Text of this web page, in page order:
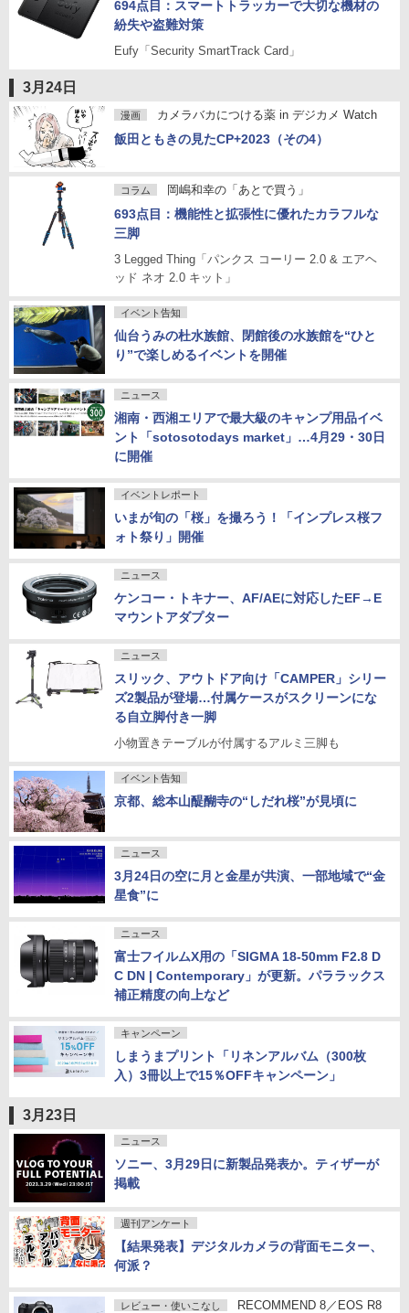
694点目：スマートトラッカーで大切な機材の
紛失や盗難対策
Eufy「Security SmartTrack Card」
3月24日
漫画 カメラバカにつける薬 in デジカメ Watch
飯田ともきの見たCP+2023（その4）
コラム 岡嶋和幸の「あとで買う」
693点目：機能性と拡張性に優れたカラフルな
三脚
3 Legged Thing「パンクス コーリー 2.0 & エアヘ
ッド ネオ 2.0 キット」
イベント告知
仙台うみの杜水族館、閉館後の水族館を“ひと
り”で楽しめるイベントを開催
ニュース
湘南・西湘エリアで最大級のキャンプ用品イベ
ント「sotosotodays market」…4月29・30日
に開催
イベントレポート
いまが旬の「桜」を撮ろう！「インプレス桜フ
ォト祭り」開催
ニュース
ケンコー・トキナー、AF/AEに対応したEF→E
マウントアダプター
ニュース
スリック、アウトドア向け「CAMPER」シリー
ズ2製品が登場…付属ケースがスクリーンにな
る自立脚付き一脚
小物置きテーブルが付属するアルミ三脚も
イベント告知
京都、総本山醍醐寺の“しだれ桜”が見頃に
ニュース
3月24日の空に月と金星が共演、一部地域で“金
星食”に
ニュース
富士フイルムX用の「SIGMA 18-50mm F2.8 D
C DN | Contemporary」が更新。パララックス
補正精度の向上など
キャンペーン
しまうまプリント「リネンアルバム（300枚
入）3冊以上で15％OFFキャンペーン」
3月23日
ニュース
ソニー、3月29日に新製品発表か。ティザーが
掲載
週刊アンケート
【結果発表】デジタルカメラの背面モニター、
何派？
レビュー・使いこなし
RECOMMEND 8／EOS R8